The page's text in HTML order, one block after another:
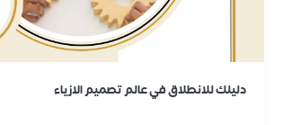
دليلك للانطلاق في عالم تصميم الازياء